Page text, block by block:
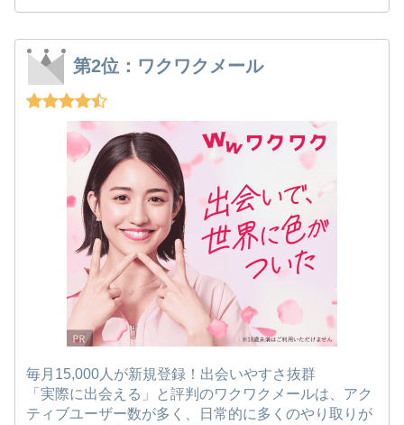
第2位：ワクワクメール
毎月15,000人が新規登録！出会いやすさ抜群
「実際に出会える」と評判のワクワクメールは、アク
ティブユーザー数が多く、日常的に多くのやり取りが